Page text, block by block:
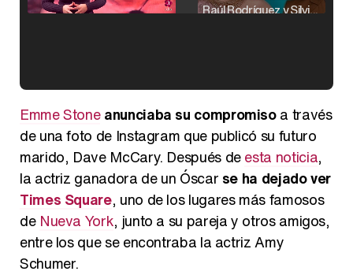
Raúl Rodríguez y Silvia Taulés nos cuentan su papel en 'La familia de la tele'
Emme Stone anunciaba su compromisoa través
de una foto de Instagram que publicó su futuro
marido, Dave McCary. Después deesta noticia,
la actriz ganadora de un Óscar se ha dejado ver
Times Square, uno de los lugares más famosos
de Nueva York, junto a su pareja y otros amigos,
entre los que se encontraba la actriz Amy
Schumer.